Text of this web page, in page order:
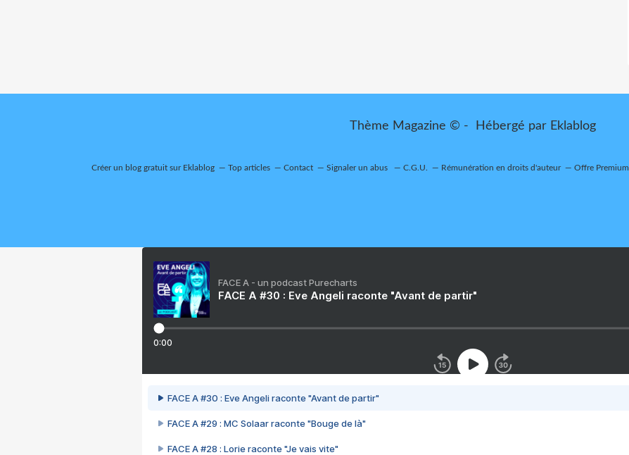
Thème Magazine © - Hébergé par Eklablog
Créer un blog gratuit sur Eklablog Top articles Contact Signaler un abus C.G.U. Rémunération en droits d'auteur Offre Premium
FACE A - un podcast Purecharts
FACE A #30 : Eve Angeli raconte "Avant de partir"
0:00
FACE A #30 : Eve Angeli raconte "Avant de partir"
FACE A #29 : MC Solaar raconte "Bouge de là"
FACE A #28 : Lorie raconte "Je vais vite"